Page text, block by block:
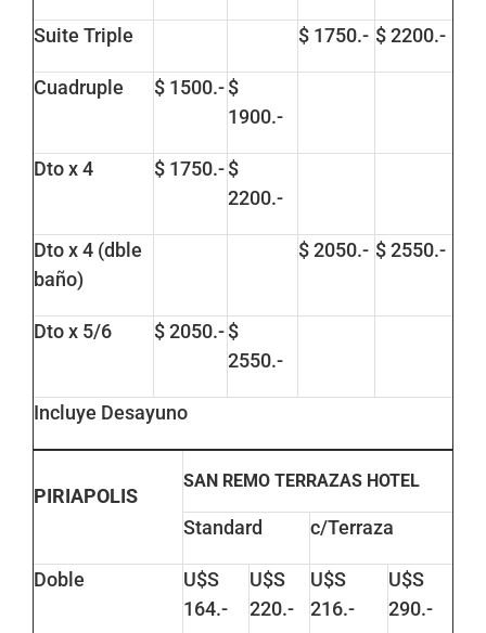
Suite Triple $ 1750.- $ 2200.-
Cuadruple $ 1500.-$
1900.-
Dto x 4 $ 1750.-$
2200.-
Dto x 4 (dble
baño)
$ 2050.- $ 2550.-
Dto x 5/6 $ 2050.-$
2550.-
Incluye Desayuno
PIRIAPOLIS
SAN REMO TERRAZAS HOTEL
Standard c/Terraza
Doble
U$S
164.-
U$S
220.-
U$S
216.-
U$S
290.-